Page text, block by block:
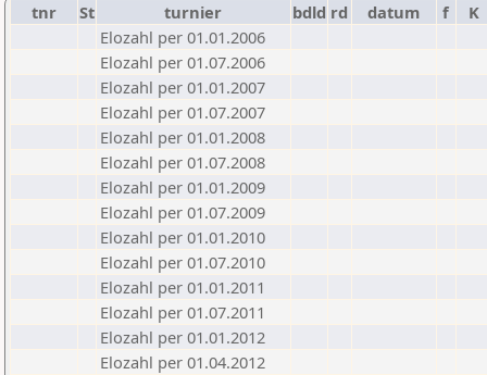
tnr St turnier bdld rd datum f
K
Elozahl per 01.01.2006
Elozahl per 01.07.2006
Elozahl per 01.01.2007
Elozahl per 01.07.2007
Elozahl per 01.01.2008
Elozahl per 01.07.2008
Elozahl per 01.01.2009
Elozahl per 01.07.2009
Elozahl per 01.01.2010
Elozahl per 01.07.2010
Elozahl per 01.01.2011
Elozahl per 01.07.2011
Elozahl per 01.01.2012
Elozahl per 01.04.2012